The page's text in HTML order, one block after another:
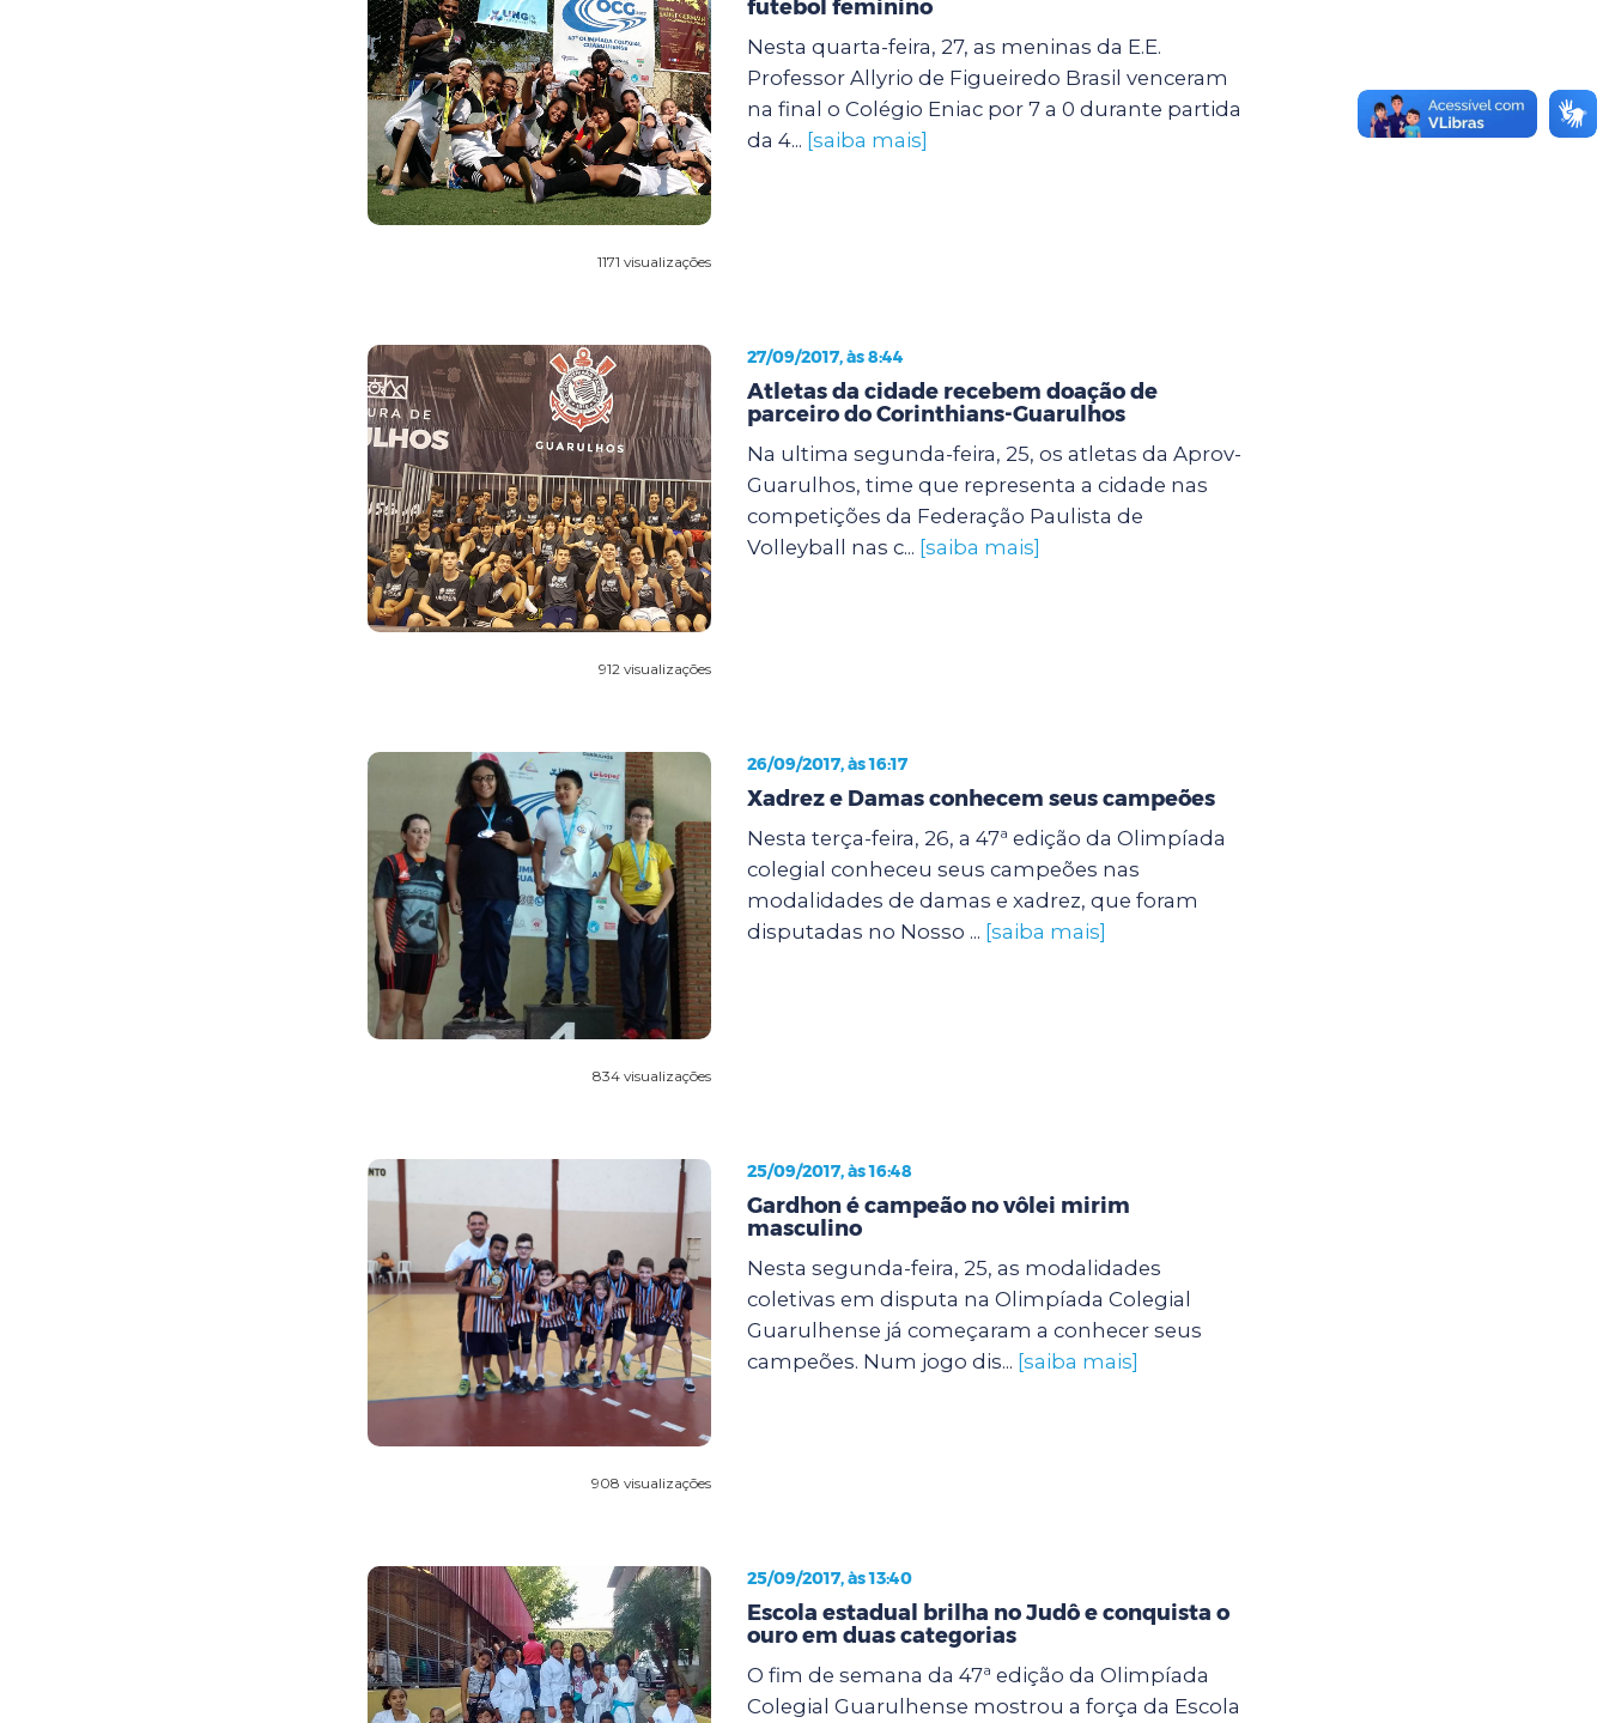
1171 visualizações
futebol feminino
Nesta quarta-feira, 27, as meninas da E.E.
Professor Allyrio de Figueiredo Brasil venceram
na final o Colégio Eniac por 7 a 0 durante partida
da 4... [saiba mais]
912 visualizações
27/09/2017, às 8:44
Atletas da cidade recebem doação de
parceiro do Corinthians-Guarulhos
Na ultima segunda-feira, 25, os atletas da Aprov-
Guarulhos, time que representa a cidade nas
competições da Federação Paulista de
Volleyball nas c... [saiba mais]
834 visualizações
26/09/2017, às 16:17
Xadrez e Damas conhecem seus campeões
Nesta terça-feira, 26, a 47ª edição da Olimpíada
colegial conheceu seus campeões nas
modalidades de damas e xadrez, que foram
disputadas no Nosso ... [saiba mais]
908 visualizações
25/09/2017, às 16:48
Gardhon é campeão no vôlei mirim
masculino
Nesta segunda-feira, 25, as modalidades
coletivas em disputa na Olimpíada Colegial
Guarulhense já começaram a conhecer seus
campeões. Num jogo dis... [saiba mais]
25/09/2017, às 13:40
Escola estadual brilha no Judô e conquista o
ouro em duas categorias
O fim de semana da 47ª edição da Olimpíada
Colegial Guarulhense mostrou a força da Escola